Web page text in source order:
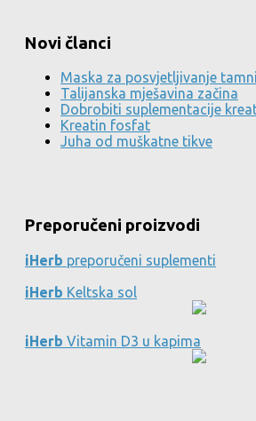
Novi članci
Maska za posvjetljivanje
Talijanska mješavina začina
Dobrobiti suplementacije
Kreatin fosfat
Juha od muškatne tikve
Preporučeni proizvodi
iHerb preporučeni suplementi
iHerb Keltska sol
iHerb Vitamin D3 u kapima